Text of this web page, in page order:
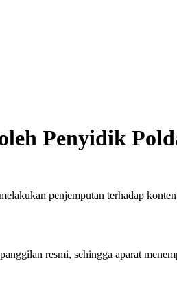
Penyidik
penjemputan terhadap
resmi, sehingga aparat